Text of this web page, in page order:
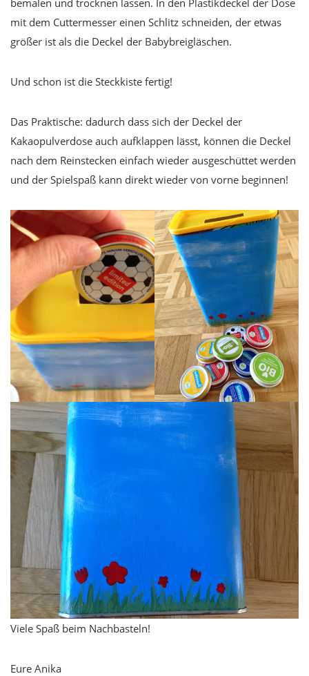
mit dem Cuttermesser einen Schlitz schneiden, der etwas
größer ist als die Deckel der Babybreigläschen.
Und schon ist die Steckkiste fertig!
Das Praktische: dadurch dass sich der Deckel der
Kakaopulverdose auch aufklappen lässt, können die Deckel
nach dem Reinstecken einfach wieder ausgeschüttet werden
und der Spielspaß kann direkt wieder von vorne beginnen!
Viele Spaß beim Nachbasteln!
Eure Anika